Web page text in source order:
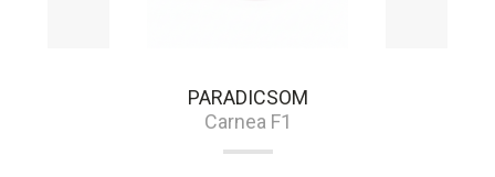
PARADICSOM
Carnea F1